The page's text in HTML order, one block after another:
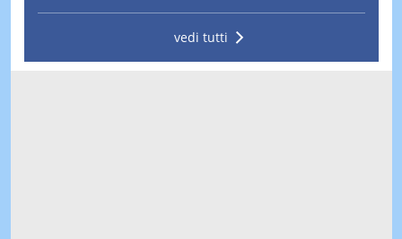
vedi tutti